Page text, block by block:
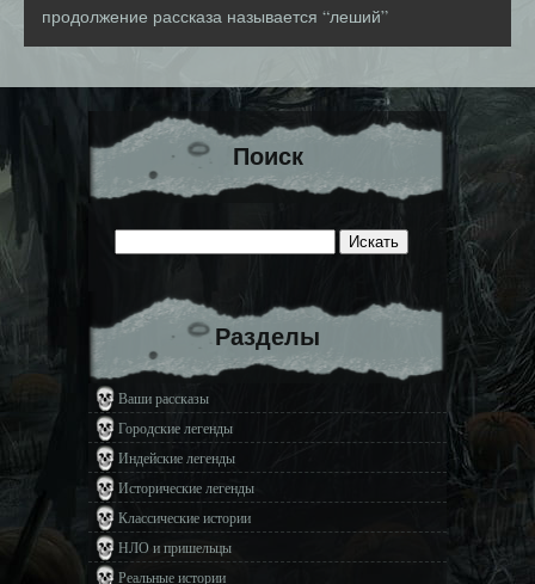
продолжение рассказа называется “леший”
Поиск
Разделы
Ваши рассказы
Городские легенды
Индейские легенды
Исторические легенды
Классические истории
НЛО и пришельцы
Реальные истории